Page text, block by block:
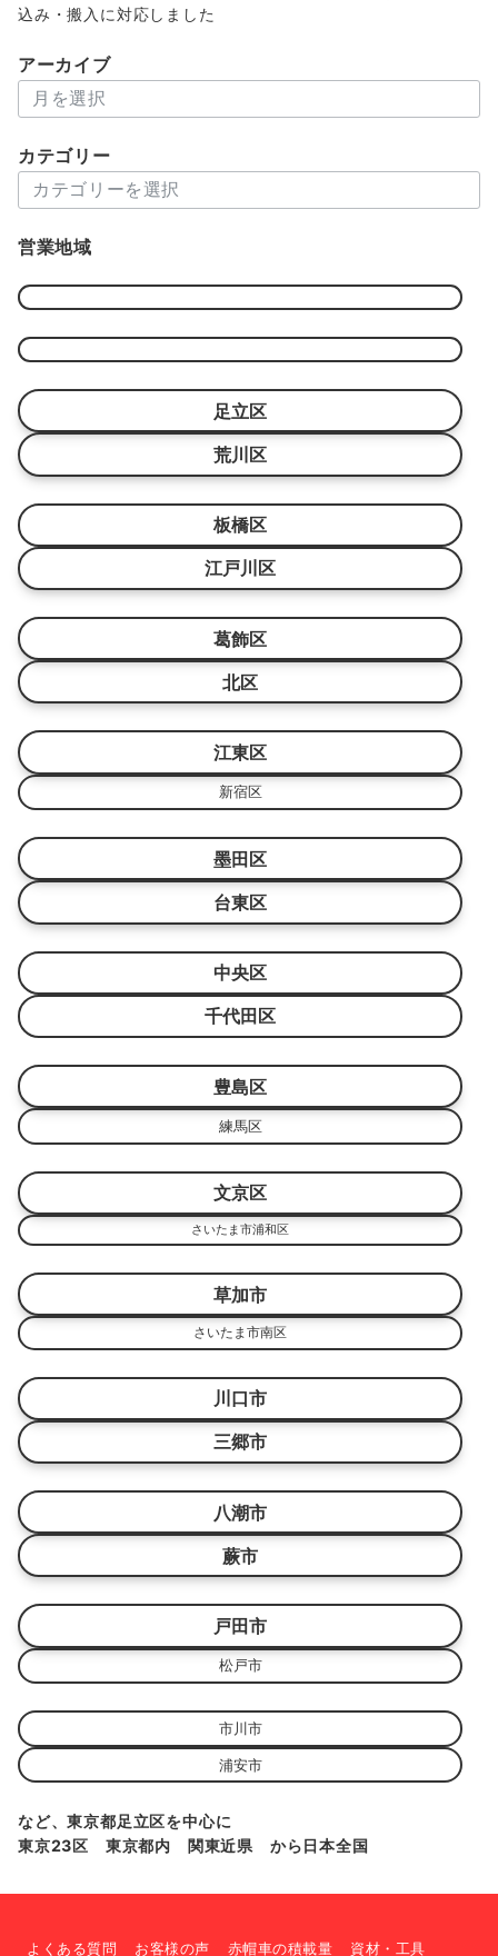
込み・搬入に対応しました
アーカイブ
ー
イ
カテゴリー
テ
リ
営業地域
足立区
荒川区
板橋区
江戸川区
葛飾区
北区
江東区
新宿区
墨田区
台東区
中央区
千代田区
豊島区
練馬区
文京区
さいたま市浦和区
草加市
さいたま市南区
川口市
三郷市
八潮市
蕨市
戸田市
松戸市
市川市
浦安市
など、東京都足立区を中心に
東京23区 東京都内 関東近県 から日本全国
よくある質問 お客様の声 赤帽車の積載量 資材・工具